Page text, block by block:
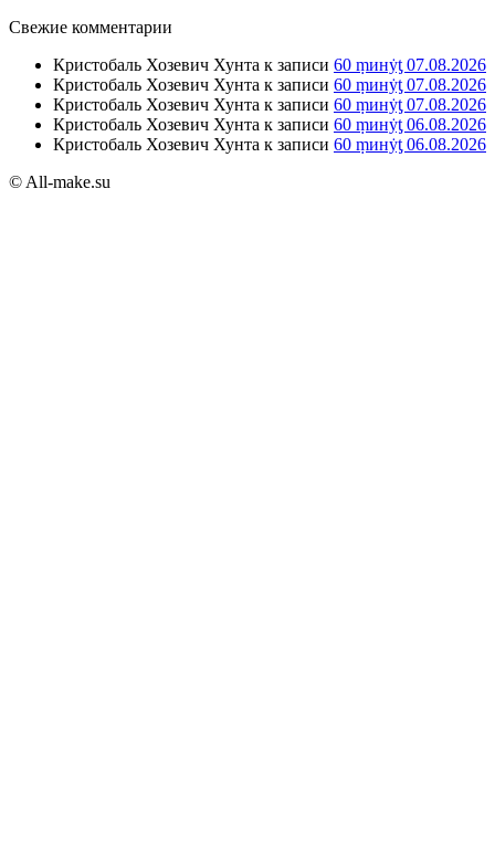
Свежие комментарии
Кристобаль Хозевич Хунта к записи 60 ṃинẏƫ 07.08.2026
Кристобаль Хозевич Хунта к записи 60 ṃинẏƫ 07.08.2026
Кристобаль Хозевич Хунта к записи 60 ṃинẏƫ 07.08.2026
Кристобаль Хозевич Хунта к записи 60 ṃинẏƫ 06.08.2026
Кристобаль Хозевич Хунта к записи 60 ṃинẏƫ 06.08.2026
© All-make.su